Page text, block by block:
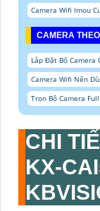
Camera Wifi Imou
CAMERA THEO
Lắp Đặt Bộ Camera
Camera Wifi Nên
Trọn Bộ Camera
CHI
KX-